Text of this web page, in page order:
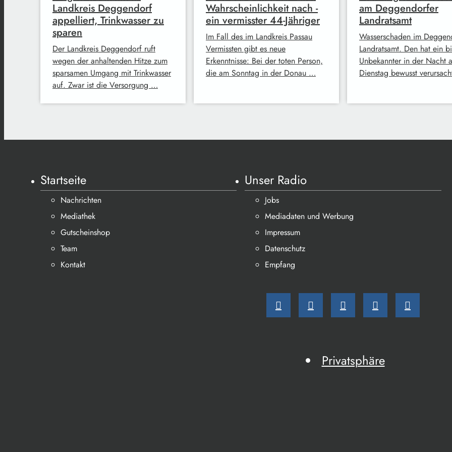
Landkreis Deggendorf
appelliert, Trinkwasser zu
sparen
Der Landkreis Deggendorf ruft
wegen der anhaltenden Hitze zum
sparsamen Umgang mit Trinkwasser
auf. Zwar ist die Versorgung …
Wahrscheinlichkeit nach -
ein vermisster 44-Jähriger
Im Fall des im Landkreis Passau
Vermissten gibt es neue
Erkenntnisse: Bei der toten Person,
die am Sonntag in der Donau …
am Deggendorfer
Landratsamt
Wasserschaden im
Landratsamt. Den hat ein
Unbekannter in der Nacht
Dienstag bewusst
Startseite
Nachrichten
Mediathek
Gutscheinshop
Team
Kontakt
Unser Radio
Jobs
Mediadaten und Werbung
Impressum
Datenschutz
Empfang
Privatsphäre